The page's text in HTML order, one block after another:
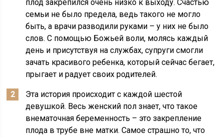
плод закрепился очень низко к выходу. Счастью
семьи не было предела, ведь такого не могло
быть, а врачи разводили руками – у них не было
слов. С помощью Божьей воли, молясь каждый
день и присутствуя на службах, супруги смогли
зачать красивого ребенка, который сейчас бегает,
прыгает и радует своих родителей.
Эта история происходит с каждой шестой
девушкой. Весь женский пол знает, что такое
внематочная беременность – это закрепление
плода в трубе вне матки. Самое страшно то, что